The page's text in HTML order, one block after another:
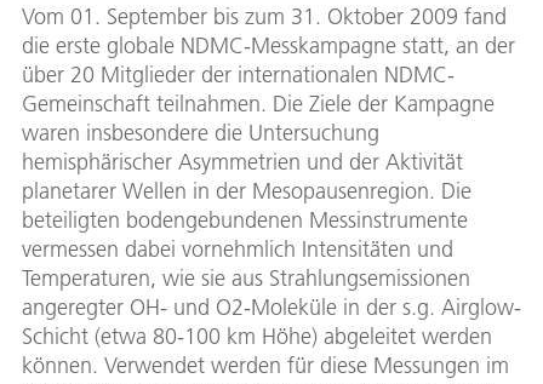
Vom 01. September bis zum 31. Oktober 2009 fand
die erste globale NDMC-Messkampagne statt, an der
über 20 Mitglieder der internationalen NDMC-
Gemeinschaft teilnahmen. Die Ziele der Kampagne
waren insbesondere die Untersuchung
hemisphärischer Asymmetrien und der Aktivität
planetarer Wellen in der Mesopausenregion. Die
beteiligten bodengebundenen Messinstrumente
vermessen dabei vornehmlich Intensitäten und
Temperaturen, wie sie aus Strahlungsemissionen
angeregter OH- und O2-Moleküle in der s.g. Airglow-
Schicht (etwa 80-100 km Höhe) abgeleitet werden
können. Verwendet werden für diese Messungen im